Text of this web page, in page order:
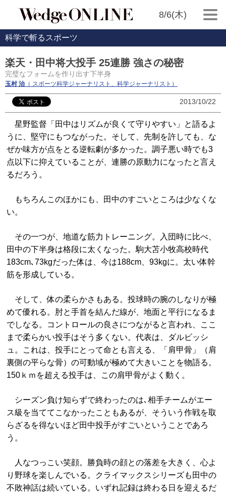
8/6(木)
科学で斬るスポーツ
楽天・田中将大投手 25連勝 強さの秘密
完璧なフォームを作り出す下半身
玉村 治（ スポーツ科学ジャーナリスト、科学ジャーナリスト）
2013/10/22
星野監督「田中はリズムが良くて守りやすい」と語るよ
うに、堅守にもつながった。そして、先制を許しても、な
ぜか味方が点をとる逆転劇が多かった。調子悪い時でも3
点以下に抑えていることが、連勝の原動力になったと言え
るだろう。
もちろんこのほかにも、田中のすごいところは少なくな
い。
その一つが、地道な筋力トレーニング。入団時に比べ、
田中の下半身は格段に太くなった。駒大苫小牧高校時代
183cm､73kgだった体は、今は188cm、93kgに。太い体幹
筋を形成している。
そして、体の柔らかさもある。投球時の腕のしなりが極
めて優れる。肘と手首を結んだ線が、地面と平行になるま
でしなる。コントロールの良さにつながると言われ、ここ
まで柔らかい投手はそう多くない。代表は、ダルビッシ
ュ。これは、投手にとって命とも言える、「肩甲骨」（肩
裏側の平らな骨）の可動域が極めて大きいことを物語る。
150ｋｍを超える投手は、この肩甲骨がよく動く。
シーズン負け知らずで終わったのは､相手チームがエー
ス級を当ててこなかったこともあるが、そういう作戦を取
らざるを得ないほど田中投手がすごいということであろ
う。
人なつっこい笑顔。勝負時の顔との落差を大きく、心よ
り野球を楽しんでいる。クライマックスシリーズも田中の
不敗神話は続いている。いずれ記録は終わる日を迎えるだ